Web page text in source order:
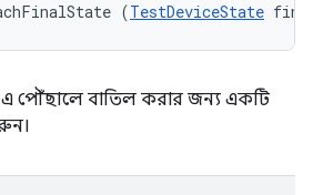
(TestDeviceState
পৌঁছালে বাতিল করার জন্য একটি